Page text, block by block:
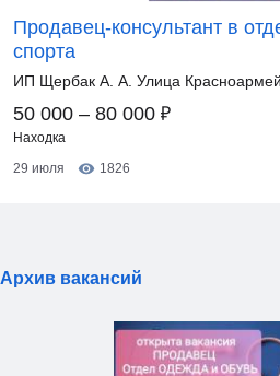
Продавец-консультант в
спорта
ИП Щербак А. А. Улица
50 000 – 80 000 ₽
Находка
29 июля
1826
Архив вакансий